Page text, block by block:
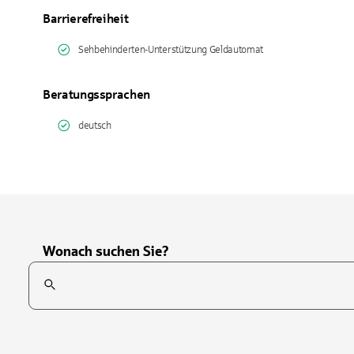
Barrierefreiheit
Sehbehinderten-Unterstützung Geldautomat
Beratungssprachen
deutsch
Wonach suchen Sie?
Suchfeld